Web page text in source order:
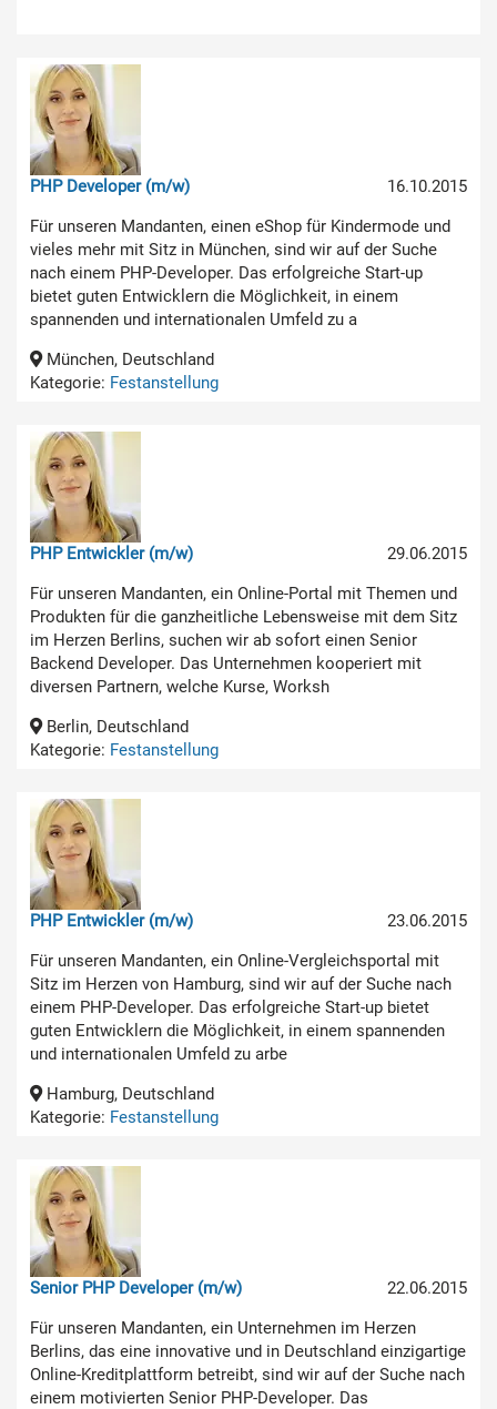
16.10.2015
PHP Developer (m/w)
Für unseren Mandanten, einen eShop für Kindermode und
vieles mehr mit Sitz in München, sind wir auf der Suche
nach einem PHP-Developer. Das erfolgreiche Start-up
bietet guten Entwicklern die Möglichkeit, in einem
spannenden und internationalen Umfeld zu a
München, Deutschland
Kategorie: Festanstellung
29.06.2015
PHP Entwickler (m/w)
Für unseren Mandanten, ein Online-Portal mit Themen und
Produkten für die ganzheitliche Lebensweise mit dem Sitz
im Herzen Berlins, suchen wir ab sofort einen Senior
Backend Developer. Das Unternehmen kooperiert mit
diversen Partnern, welche Kurse, Worksh
Berlin, Deutschland
Kategorie: Festanstellung
23.06.2015
PHP Entwickler (m/w)
Für unseren Mandanten, ein Online-Vergleichsportal mit
Sitz im Herzen von Hamburg, sind wir auf der Suche nach
einem PHP-Developer. Das erfolgreiche Start-up bietet
guten Entwicklern die Möglichkeit, in einem spannenden
und internationalen Umfeld zu arbe
Hamburg, Deutschland
Kategorie: Festanstellung
22.06.2015
Senior PHP Developer (m/w)
Für unseren Mandanten, ein Unternehmen im Herzen
Berlins, das eine innovative und in Deutschland einzigartige
Online-Kreditplattform betreibt, sind wir auf der Suche nach
einem motivierten Senior PHP-Developer. Das